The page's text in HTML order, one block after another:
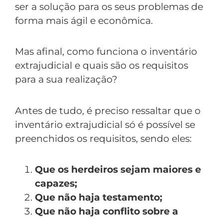
ser a solução para os seus problemas de
forma mais ágil e econômica.
Mas afinal, como funciona o inventário
extrajudicial e quais são os requisitos
para a sua realização?
Antes de tudo, é preciso ressaltar que o
inventário extrajudicial só é possível se
preenchidos os requisitos, sendo eles:
Que os herdeiros sejam maiores e
capazes;
Que não haja testamento;
Que não haja conflito sobre a